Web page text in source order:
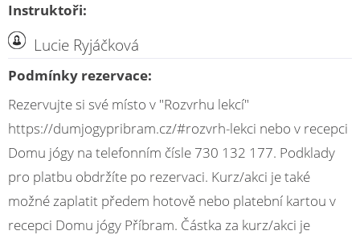
Instruktoři:
Lucie Ryjáčková
Podmínky rezervace:
Rezervujte si své místo v "Rozvrhu lekcí"
https://dumjogypribram.cz/#rozvrh-lekci nebo v recepci
Domu jógy na telefonním čísle 730 132 177. Podklady
pro platbu obdržíte po rezervaci. Kurz/akci je také
možné zaplatit předem hotově nebo platební kartou v
recepci Domu jógy Příbram. Částka za kurz/akci je